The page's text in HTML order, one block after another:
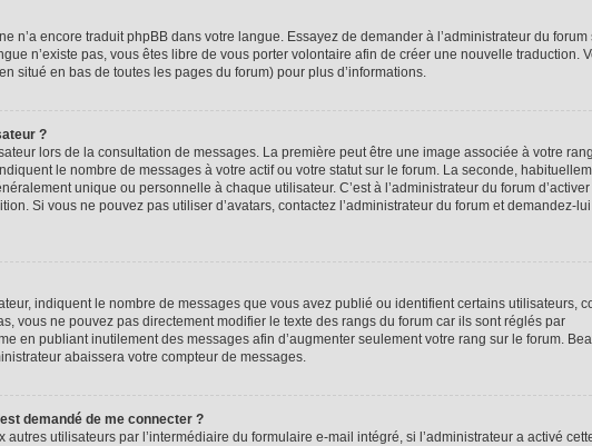
n’a encore traduit phpBB dans votre langue. Essayez de demander à l’administrateur du forum
n’existe pas, vous êtes libre de vous porter volontaire afin de créer une nouvelle traduction.
situé en bas de toutes les pages du forum) pour plus d’informations.
?
lors de la consultation de messages. La première peut être une image associée à votre
le nombre de messages à votre actif ou votre statut sur le forum. La seconde,
unique ou personnelle à chaque utilisateur. C’est à l’administrateur du forum
Si vous ne pouvez pas utiliser d’avatars, contactez l’administrateur du forum et demandez-
indiquent le nombre de messages que vous avez publié ou identifient certains utilisateurs,
vous ne pouvez pas directement modifier le texte des rangs du forum car ils sont réglés par
en publiant inutilement des messages afin d’augmenter seulement votre rang sur le forum.
abaissera votre compteur de messages.
demandé de me connecter ?
utilisateurs par l’intermédiaire du formulaire e-mail intégré, si l’administrateur a activé